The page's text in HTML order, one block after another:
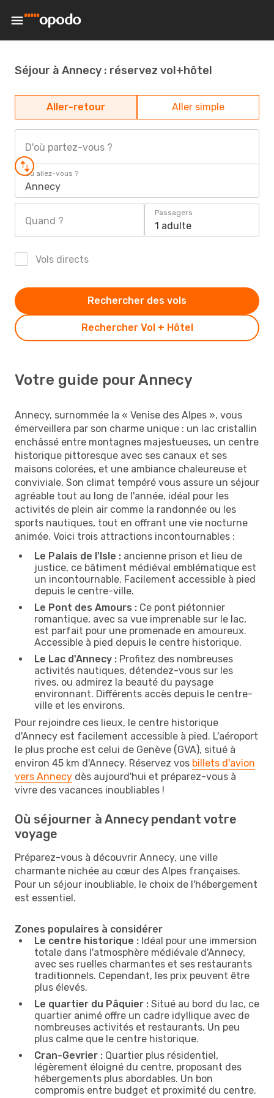
Séjour à Annecy : réservez vol+hôtel
Aller-retour Aller simple
D'où partez-vous ?
Où allez-vous ?
Annecy
Quand ?
Passagers
1 adulte
Vols directs
Rechercher Vol + Hôtel
Rechercher des vols
Votre guide pour Annecy
Annecy, surnommée la « Venise des Alpes », vous
émerveillera par son charme unique : un lac cristallin
enchâssé entre montagnes majestueuses, un centre
historique pittoresque avec ses canaux et ses
maisons colorées, et une ambiance chaleureuse et
conviviale. Son climat tempéré vous assure un séjour
agréable tout au long de l'année, idéal pour les
activités de plein air comme la randonnée ou les
sports nautiques, tout en offrant une vie nocturne
animée. Voici trois attractions incontournables :
Le Palais de l'Isle : ancienne prison et lieu de
justice, ce bâtiment médiéval emblématique est
un incontournable. Facilement accessible à pied
depuis le centre-ville.
Le Pont des Amours : Ce pont piétonnier
romantique, avec sa vue imprenable sur le lac,
est parfait pour une promenade en amoureux.
Accessible à pied depuis le centre historique.
Le Lac d'Annecy : Profitez des nombreuses
activités nautiques, détendez-vous sur les
rives, ou admirez la beauté du paysage
environnant. Différents accès depuis le centre-
ville et les environs.
Pour rejoindre ces lieux, le centre historique
d'Annecy est facilement accessible à pied. L'aéroport
le plus proche est celui de Genève (GVA), situé à
environ 45 km d'Annecy. Réservez vos billets d'avion
vers Annecy dès aujourd'hui et préparez-vous à
vivre des vacances inoubliables !
Où séjourner à Annecy pendant votre
voyage
Préparez-vous à découvrir Annecy, une ville
charmante nichée au cœur des Alpes françaises.
Pour un séjour inoubliable, le choix de l'hébergement
est essentiel.
Zones populaires à considérer
Le centre historique : Idéal pour une immersion
totale dans l'atmosphère médiévale d'Annecy,
avec ses ruelles charmantes et ses restaurants
traditionnels. Cependant, les prix peuvent être
plus élevés.
Le quartier du Pâquier : Situé au bord du lac, ce
quartier animé offre un cadre idyllique avec de
nombreuses activités et restaurants. Un peu
plus calme que le centre historique.
Cran-Gevrier : Quartier plus résidentiel,
légèrement éloigné du centre, proposant des
hébergements plus abordables. Un bon
compromis entre budget et proximité du centre.